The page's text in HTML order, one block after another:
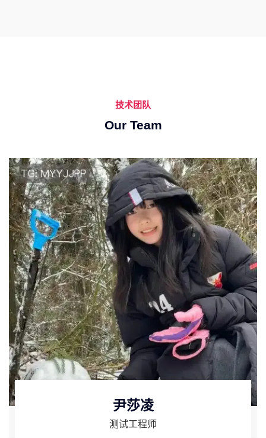
技术团队
Our Team
尹莎凌
测试工程师